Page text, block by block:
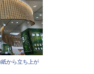
紙から立ち上が